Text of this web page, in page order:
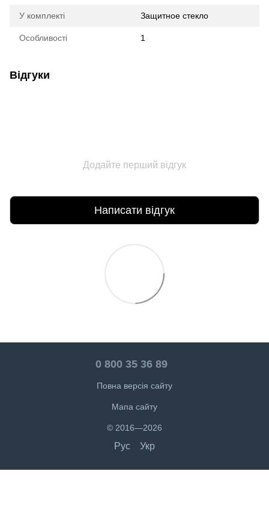
У комплекті Защитное стекло
Особливості 1
Відгуки
Додайте перший відгук
Написати відгук
0 800 35 36 89
Повна версія сайту
Мапа сайту
© 2016—2026
Рус Укр